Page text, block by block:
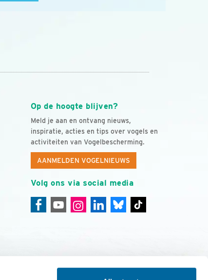
Op de hoogte blijven?
Meld je aan en ontvang nieuws,
inspiratie, acties en tips over vogels en
activiteiten van Vogelbescherming.
AANMELDEN VOGELNIEUWS
Volg ons via social media